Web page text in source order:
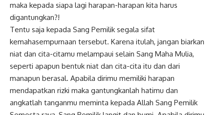
maka kepada siapa lagi harapan-harapan kita harus
digantungkan?!
Tentu saja kepada Sang Pemilik segala sifat
kemahasempurnaan tersebut. Karena itulah, jangan biarkan
niat dan cita-citamu melampaui selain Sang Maha Mulia,
seperti apapun bentuk niat dan cita-cita itu dan dari
manapun berasal. Apabila dirimu memiliki harapan
mendapatkan rizki maka gantungkanlah hatimu dan
angkatlah tanganmu meminta kepada Allah Sang Pemilik